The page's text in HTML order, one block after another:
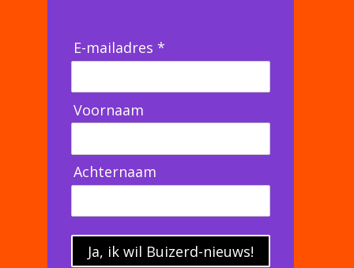
E-mailadres *
Voornaam
Achternaam
Ja, ik wil Buizerd-nieuws!